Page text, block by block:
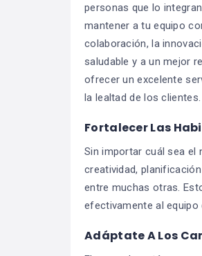
personas que lo
mantener a tu equipo
colaboración, la
saludable y a un mejor
ofrecer un excelente
la lealtad de los clientes.
Fortalecer Las
Sin importar cuál sea el
creatividad,
entre muchas otras.
efectivamente al
Adáptate A Los